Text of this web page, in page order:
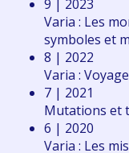
9 | 2023
Varia : Les
symboles et
8 | 2022
Varia :
7 | 2021
Mutations et
6 | 2020
Varia : Les